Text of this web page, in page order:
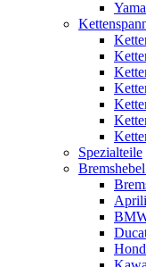
Spezialteile